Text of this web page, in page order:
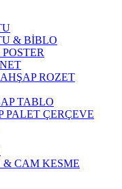
& BİBLO
ROZET
TABLO
PALET ÇERÇEVE
CAM KESME